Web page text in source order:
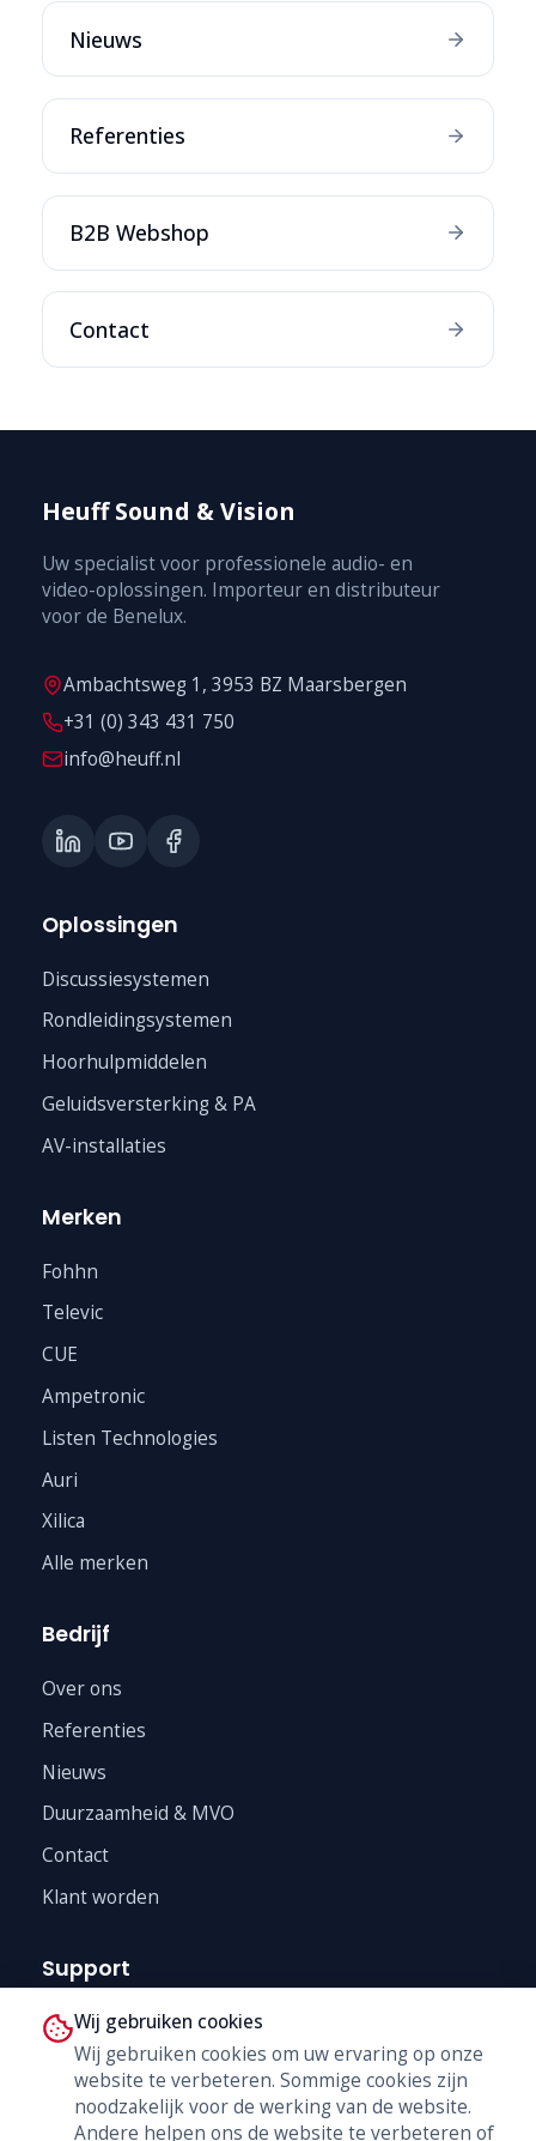
Nieuws
Referenties
B2B Webshop
Contact
Heuff Sound & Vision
Uw specialist voor professionele audio- en
video-oplossingen. Importeur en distributeur
voor de Benelux.
Ambachtsweg 1, 3953 BZ Maarsbergen
+31 (0) 343 431 750
info@heuff.nl
Oplossingen
Discussiesystemen
Rondleidingsystemen
Hoorhulpmiddelen
Geluidsversterking & PA
AV-installaties
Merken
Fohhn
Televic
CUE
Ampetronic
Listen Technologies
Auri
Xilica
Alle merken
Bedrijf
Over ons
Referenties
Nieuws
Duurzaamheid & MVO
Contact
Klant worden
Support
Technische Dienst
Trainingen
B2B Shop
Wij gebruiken cookies
Wij gebruiken cookies om uw ervaring op onze
website te verbeteren. Sommige cookies zijn
noodzakelijk voor de werking van de website.
Andere helpen ons de website te verbeteren of